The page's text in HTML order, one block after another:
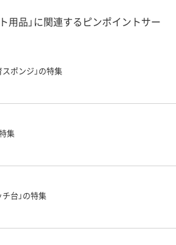
用品」に関連するピンポイントサー
スポンジ」の特集
集
チ台」の特集